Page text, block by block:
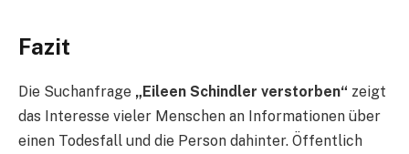
Fazit
Die Suchanfrage „Eileen Schindler verstorben“ zeigt
das Interesse vieler Menschen an Informationen über
einen Todesfall und die Person dahinter. Öffentlich